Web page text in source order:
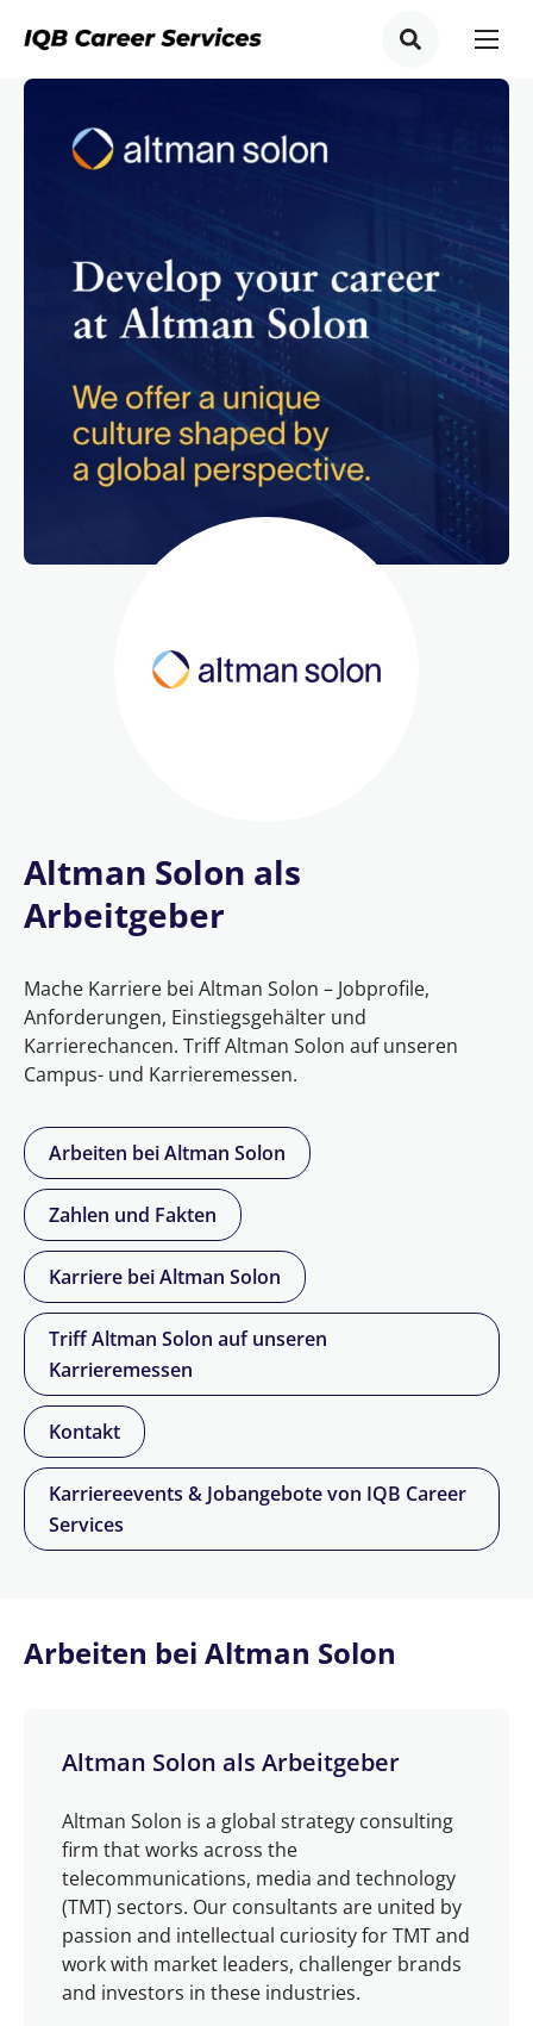
Altman Solon als
Arbeitgeber
Mache Karriere bei Altman Solon – Jobprofile,
Anforderungen, Einstiegsgehälter und
Karrierechancen. Triff Altman Solon auf unseren
Campus- und Karrieremessen.
Arbeiten bei Altman Solon
Zahlen und Fakten
Karriere bei Altman Solon
Triff Altman Solon auf unseren
Karrieremessen
Kontakt
Karriereevents & Jobangebote von IQB Career
Services
Arbeiten bei Altman Solon
Altman Solon als Arbeitgeber
Altman Solon is a global strategy consulting
firm that works across the
telecommunications, media and technology
(TMT) sectors. Our consultants are united by
passion and intellectual curiosity for TMT and
work with market leaders, challenger brands
and investors in these industries.